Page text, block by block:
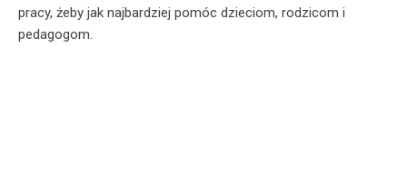
pracy, żeby jak najbardziej pomóc dzieciom, rodzicom i
pedagogom.